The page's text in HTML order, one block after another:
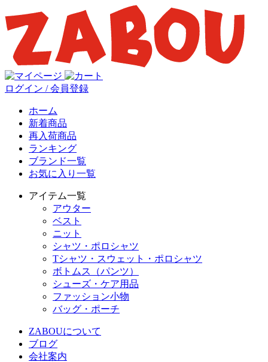
ログイン / 会員登録
ホーム
新着商品
再入荷商品
ランキング
ブランド一覧
お気に入り一覧
アイテム一覧
アウター
ベスト
ニット
シャツ・ポロシャツ
Tシャツ・スウェット・ポロシャツ
ボトムス（パンツ）
シューズ・ケア用品
ファッション小物
バッグ・ポーチ
ZABOUについて
ブログ
会社案内